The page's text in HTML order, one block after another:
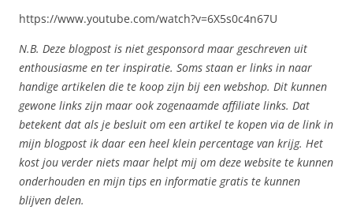
https://www.youtube.com/watch?v=6X5s0c4n67U
N.B. Deze blogpost is niet gesponsord maar geschreven uit
enthousiasme en ter inspiratie. Soms staan er links in naar
handige artikelen die te koop zijn bij een webshop. Dit kunnen
gewone links zijn maar ook zogenaamde affiliate links. Dat
betekent dat als je besluit om een artikel te kopen via de link in
mijn blogpost ik daar een heel klein percentage van krijg. Het
kost jou verder niets maar helpt mij om deze website te kunnen
onderhouden en mijn tips en informatie gratis te kunnen
blijven delen.